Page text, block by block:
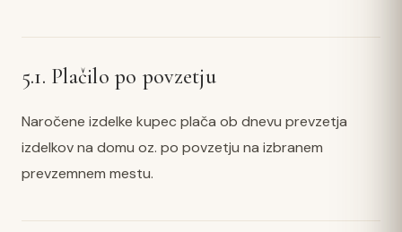
5.1. Plačilo po povzetju
Naročene izdelke kupec plača ob dnevu prevzetja
izdelkov na domu oz. po povzetju na izbranem
prevzemnem mestu.